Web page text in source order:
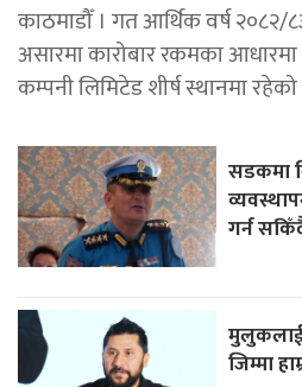
काठमाडौँ । गत आर्थिक वर्ष २०८२/
असारमा कारोबार रकमका
कम्पनी लिमिटेड शीर्ष स्थानमा
सडकमा
गर्न
मुलुकलाई
जिम्मा